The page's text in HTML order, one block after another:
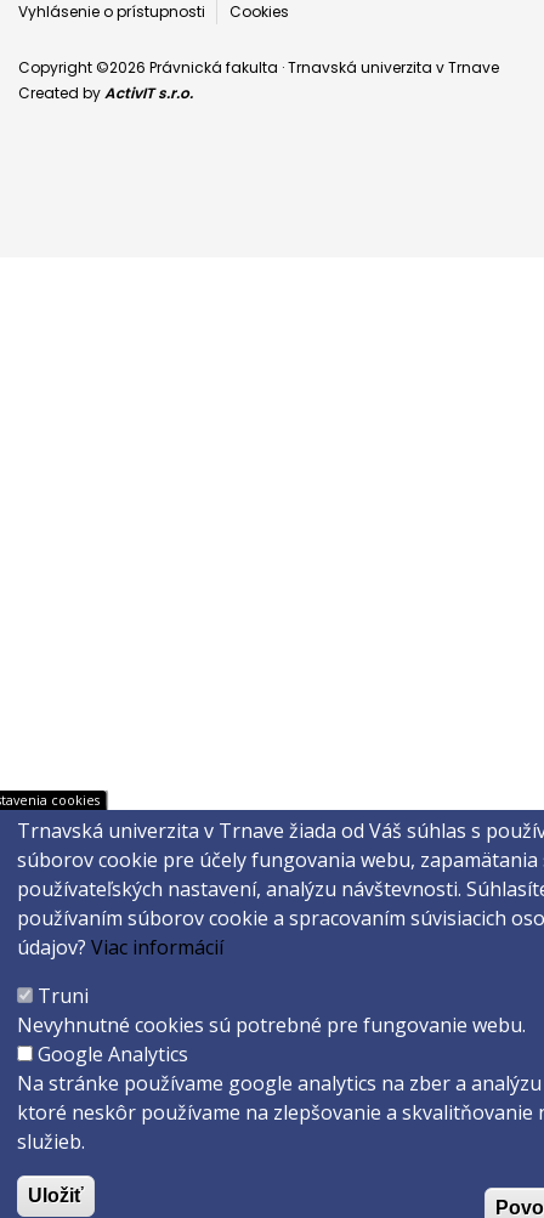
Vyhlásenie o prístupnosti
Cookies
Copyright ©2026 Právnická fakulta · Trnavská univerzita v Trnave
Created byActivIT s.r.o.
cookies
Trnavská univerzita v Trnave žiada od Váš súhlas s
súborov cookie pre účely fungovania webu, zapamätania
používateľských nastavení, analýzu návštevnosti.
používaním súborov cookie a spracovaním súvisiacich
údajov? Viac informácií
Truni
Nevyhnutné cookies sú potrebné pre fungovanie webu.
Google Analytics
Na stránke používame google analytics na zber a
ktoré neskôr používame na zlepšovanie a skvalitňovanie
služieb.
Uložiť